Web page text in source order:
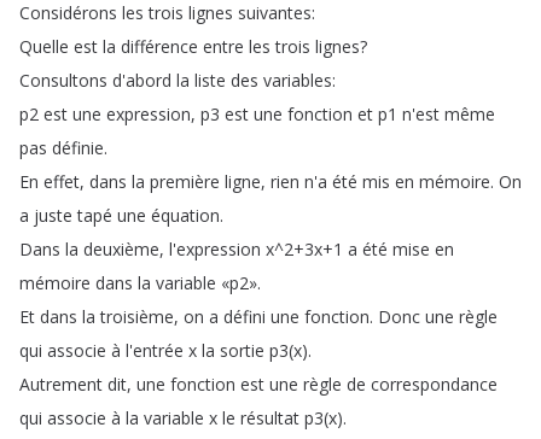
Considérons les trois lignes suivantes:
Quelle est la différence entre les trois lignes?
Consultons d'abord la liste des variables:
p2 est une expression, p3 est une fonction et p1 n'est même
pas définie.
En effet, dans la première ligne, rien n'a été mis en mémoire. On
a juste tapé une équation.
Dans la deuxième, l'expression x^2+3x+1 a été mise en
mémoire dans la variable «p2».
Et dans la troisième, on a défini une fonction. Donc une règle
qui associe à l'entrée x la sortie p3(x).
Autrement dit, une fonction est une règle de correspondance
qui associe à la variable x le résultat p3(x).